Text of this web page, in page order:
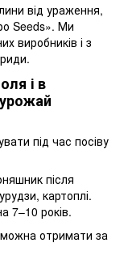
від ураження,
Seeds». Ми
виробників і з
і в
під час посіву
після
картоплі.
7–10 років.
отримати за